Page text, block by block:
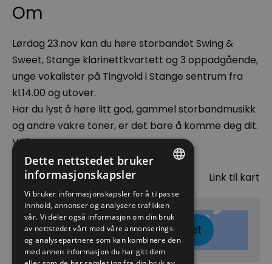
Om
Lørdag 23.nov kan du høre storbandet Swing &
Sweet, Stange klarinettkvartett og 3 oppadgående,
unge vokalister på Tingvold i Stange sentrum fra
kl.14.00 og utover.
Har du lyst å høre litt god, gammel storbandmusikk
og andre vakre toner, er det bare å komme deg dit.
Velkommen!!
Kart Link til kart
Klikk her for å vise kartet
NORWEGIAN
GERMAN
Dette nettstedet bruker
informasjonskapsler
Vi bruker informasjonskapsler for å tilpasse
innhold, annonser og analysere trafikken
vår. Vi deler også informasjon om din bruk
av nettstedet vårt med våre annonserings-
og analysepartnere som kan kombinere den
med annen informasjon du har gitt dem